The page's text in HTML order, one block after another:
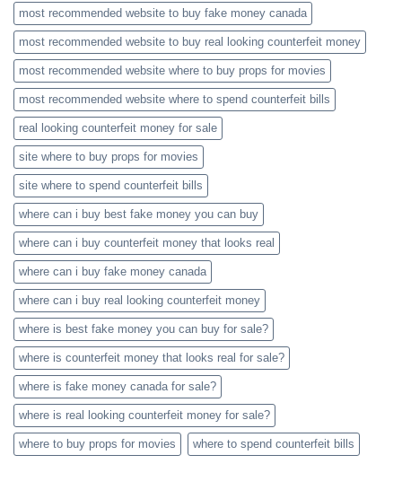
most recommended website to buy fake money canada
most recommended website to buy real looking counterfeit money​
most recommended website where to buy props for movies​
most recommended website where to spend counterfeit bills​
real looking counterfeit money​ for sale
site where to buy props for movies​
site where to spend counterfeit bills​
where can i buy best fake money you can buy​
where can i buy counterfeit money that looks real
where can i buy fake money canada
where can i buy real looking counterfeit money​
where is best fake money you can buy​ for sale?
where is counterfeit money that looks real for sale?
where is fake money canada for sale?
where is real looking counterfeit money​ for sale?
where to buy props for movies​ where to spend counterfeit bills​